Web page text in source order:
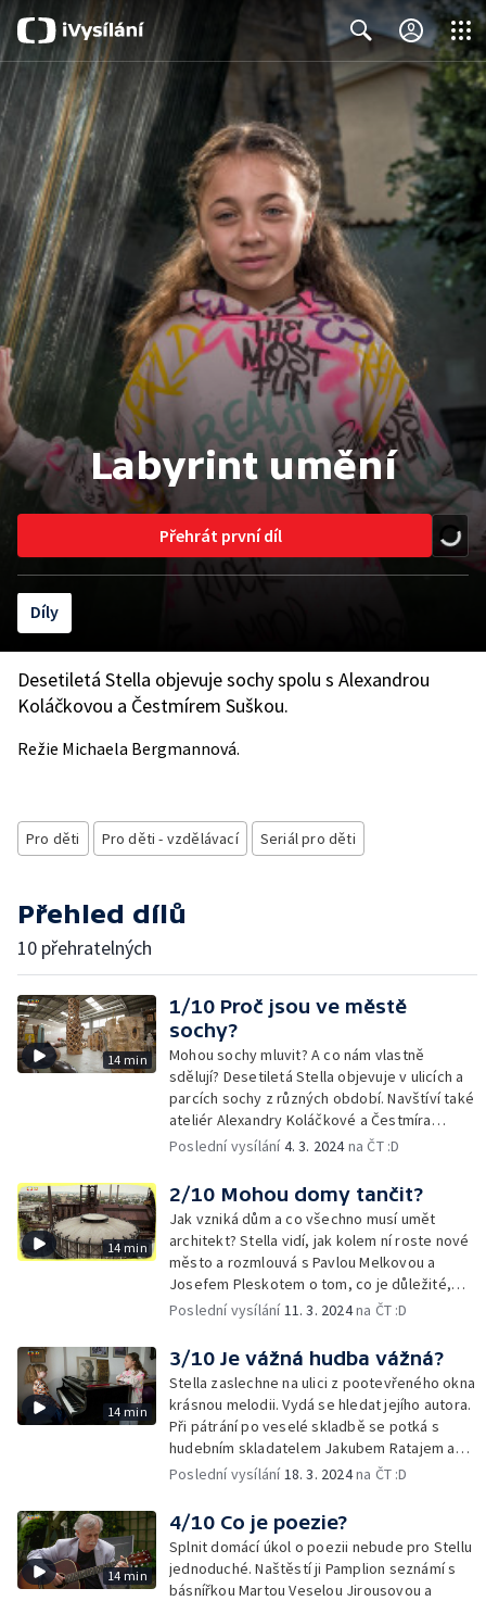
Search Close
Labyrint umění
Přehrát první díl
Díly
Desetiletá Stella objevuje sochy spolu s Alexandrou
Koláčkovou a Čestmírem Suškou.
Režie Michaela Bergmannová.
Pro děti Pro děti - vzdělávací Seriál pro děti
Přehled dílů
10 přehratelných
14 min
1/10 Proč jsou ve městě
sochy?
Mohou sochy mluvit? A co nám vlastně
sdělují? Desetiletá Stella objevuje v ulicích a
parcích sochy z různých období. Navštíví také
ateliér Alexandry Koláčkové a Čestmíra
Sušky.
Poslední vysílání4. 3. 2024na ČT :D
14 min
2/10 Mohou domy tančit?
Jak vzniká dům a co všechno musí umět
architekt? Stella vidí, jak kolem ní roste nové
město a rozmlouvá s Pavlou Melkovou a
Josefem Pleskotem o tom, co je důležité,
aby se člověk cítil v domě a mezi stavbami
Poslední vysílání11. 3. 2024na ČT :D
14 min
3/10 Je vážná hudba vážná?
Stella zaslechne na ulici z pootevřeného okna
krásnou melodii. Vydá se hledat jejího autora.
Při pátrání po veselé skladbě se potká s
hudebním skladatelem Jakubem Ratajem a
mladičkou klavíristkou Johanou Vernerovou.
Poslední vysílání18. 3. 2024na ČT :D
14 min
4/10 Co je poezie?
Splnit domácí úkol o poezii nebude pro Stellu
jednoduché. Naštěstí ji Pamplion seznámí s
básnířkou Martou Veselou Jirousovou a